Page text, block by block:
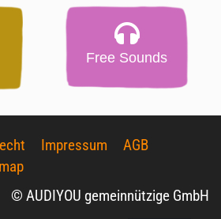
Free Sounds
Impressum
AGB
© AUDIYOU gemeinnützige GmbH